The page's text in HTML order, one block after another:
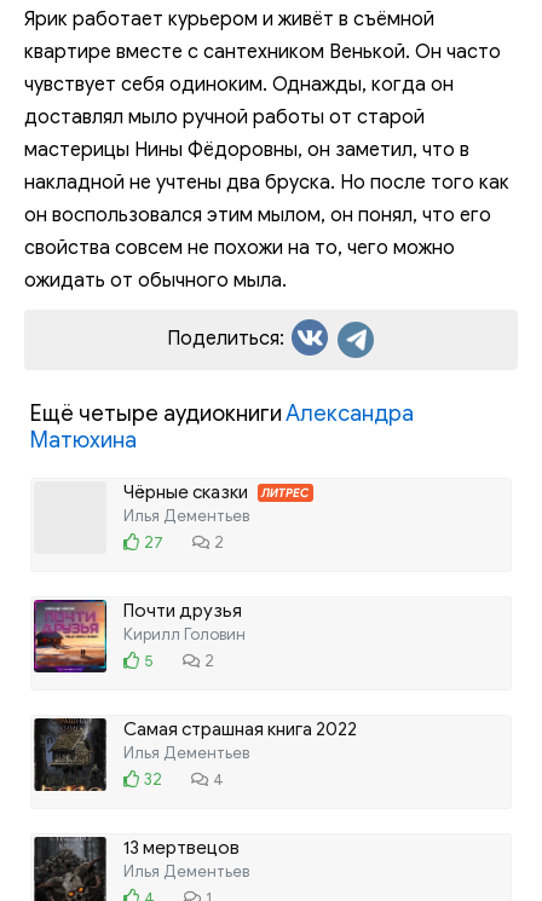
Ярик работает курьером и живёт в съёмной
квартире вместе с сантехником Венькой. Он часто
чувствует себя одиноким. Однажды, когда он
доставлял мыло ручной работы от старой
мастерицы Нины Фёдоровны, он заметил, что в
накладной не учтены два бруска. Но после того как
он воспользовался этим мылом, он понял, что его
свойства совсем не похожи на то, чего можно
ожидать от обычного мыла.
Поделиться:
Ещё четыре аудиокнигиАлександра
Матюхина
Чёрные сказки ЛИТРЕС
Илья Дементьев
27
2
Почти друзья
Кирилл Головин
5
2
Самая страшная книга 2022
Илья Дементьев
32
4
13 мертвецов
Илья Дементьев